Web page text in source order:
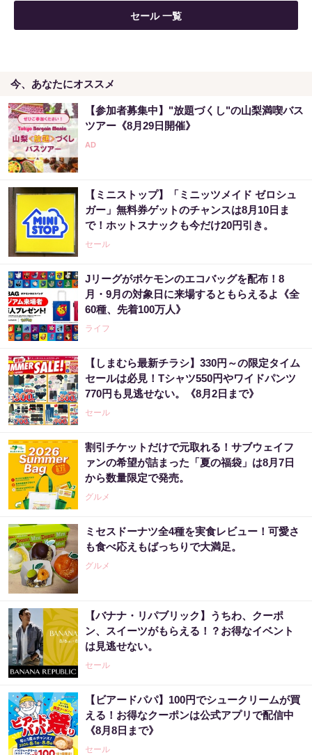
セール 一覧
今、あなたにオススメ
【参加者募集中】"放題づくし"の山梨満喫バス
ツアー《8月29日開催》
【ミニストップ】「ミニッツメイド ゼロシュ
ガー」無料券ゲットのチャンスは8月10日ま
で！ホットスナックも今だけ20円引き。
セール
Jリーグがポケモンのエコバッグを配布！8
月・9月の対象日に来場するともらえるよ《全
60種、先着100万人》
ライフ
【しまむら最新チラシ】330円～の限定タイム
セールは必見！Tシャツ550円やワイドパンツ
770円も見逃せない。《8月2日まで》
セール
割引チケットだけで元取れる！サブウェイフ
ァンの希望が詰まった「夏の福袋」は8月7日
から数量限定で発売。
グルメ
ミセスドーナツ全4種を実食レビュー！可愛さ
も食べ応えもばっちりで大満足。
グルメ
【バナナ・リパブリック】うちわ、クーポ
ン、スイーツがもらえる！？お得なイベント
は見逃せない。
セール
【ビアードパパ】100円でシュークリームが買
える！お得なクーポンは公式アプリで配信中
《8月8日まで》
セール